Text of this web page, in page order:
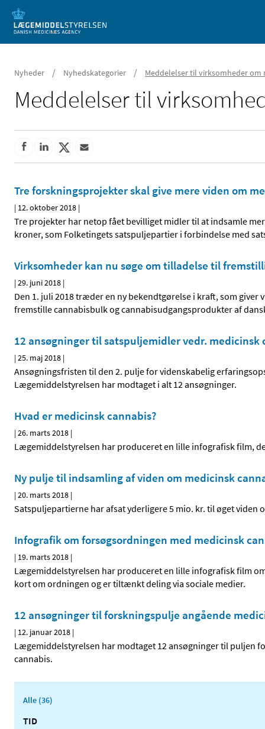
Mobil visning
Nyheder / Nyhedskategorier / Meddelelser til virksomheder om
Meddelelser til
Tre forskningsprojekter skal give mere viden om
| 12. oktober 2018 |
Tre projekter har netop fået bevilliget midler til at indsamle
kroner, som Folketingets satspuljepartier i forbindelse med
Virksomheder kan nu søge om tilladelse til
|29. juni 2018 |
Den 1. juli 2018 træder en ny bekendtgørelse i kraft, som
fremstille cannabisbulk og cannabisudgangsprodukter af
12 ansøgninger til satspuljemidler vedr. medicinsk
|25. maj 2018 |
Ansøgningsfristen til den 2. pulje for videnskabelig
Lægemiddelstyrelsen har modtaget i alt 12 ansøgninger.
Hvad er medicinsk cannabis?
|26. marts 2018 |
Lægemiddelstyrelsen har produceret en lille infografisk film,
Ny pulje til indsamling af viden om medicinsk
|20. marts 2018 |
Satspuljepartierne har afsat yderligere 5 mio. kr. til øget viden
Infografik om forsøgsordningen med medicinsk
| 19. marts 2018 |
Lægemiddelstyrelsen har produceret en lille infografisk film
kort om ordningen og er tiltænkt deling via sociale medier.
12 ansøgninger til forskningspulje angående
| 12. januar 2018 |
Lægemiddelstyrelsen har modtaget 12 ansøgninger til puljen
cannabis.
Alle (36)
TID